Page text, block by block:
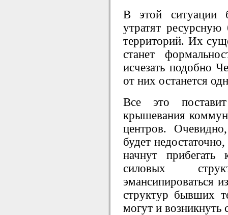
В этой ситуации
утратят
территорий. Их
станет
исчезать подобно
от них останется
Все это
крышевания
центров.
будет
начнут прибегать
силовых
эмансипироваться
структур бывших
могут и возникнуть